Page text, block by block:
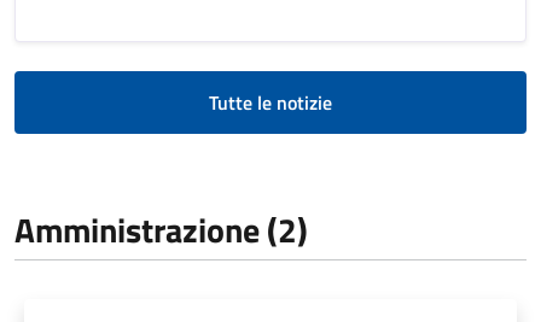
Tutte le notizie
Amministrazione (2)